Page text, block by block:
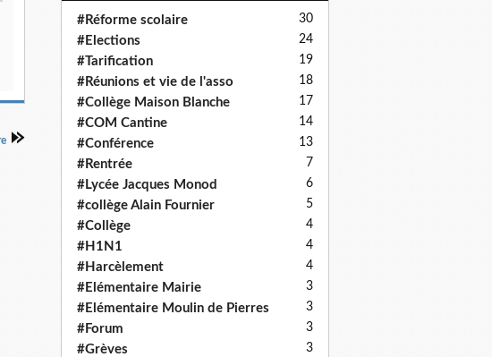
#Réforme scolaire 30
#Elections 24
#Tarification 19
#Réunions et vie de l'asso 18
#Collège Maison Blanche 17
#COM Cantine 14
#Conférence 13
#Rentrée 7
#Lycée Jacques Monod 6
#collège Alain Fournier 5
#Collège 4
#H1N1 4
#Harcèlement 4
#Elémentaire Mairie 3
#Elémentaire Moulin de Pierres 3
#Forum 3
#Grèves 3